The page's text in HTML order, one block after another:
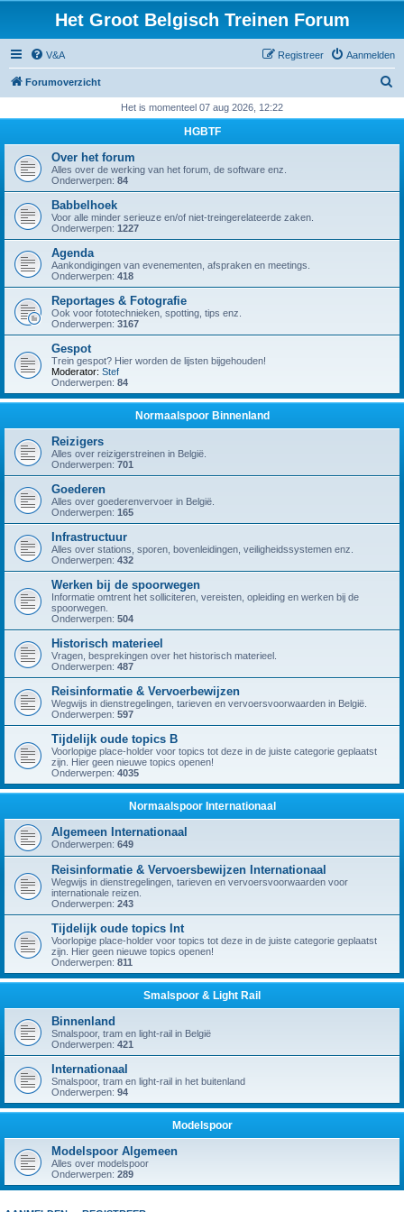
Het Groot Belgisch Treinen Forum
V&A Aanmelden
Registreer
Forumoverzicht
k
Het is momenteel 07 aug 2026, 12:22
HGBTF
Over het forum
Alles over de werking van het forum, de software enz.
Onderwerpen: 84
Babbelhoek
Voor alle minder serieuze en/of niet-treingerelateerde zaken.
Onderwerpen: 1227
Agenda
Aankondigingen van evenementen, afspraken en meetings.
Onderwerpen: 418
Reportages & Fotografie
Ook voor fototechnieken, spotting, tips enz.
Onderwerpen: 3167
Gespot
Trein gespot? Hier worden de lijsten bijgehouden!
Moderator: Stef
Onderwerpen: 84
Normaalspoor Binnenland
Reizigers
Alles over reizigerstreinen in België.
Onderwerpen: 701
Goederen
Alles over goederenvervoer in België.
Onderwerpen: 165
Infrastructuur
Alles over stations, sporen, bovenleidingen, veiligheidssystemen enz.
Onderwerpen: 432
Werken bij de spoorwegen
Informatie omtrent het solliciteren, vereisten, opleiding en werken bij de
spoorwegen.
Onderwerpen: 504
Historisch materieel
Vragen, besprekingen over het historisch materieel.
Onderwerpen: 487
Reisinformatie & Vervoerbewijzen
Wegwijs in dienstregelingen, tarieven en vervoersvoorwaarden in België.
Onderwerpen: 597
Tijdelijk oude topics B
Voorlopige place-holder voor topics tot deze in de juiste categorie geplaatst
zijn. Hier geen nieuwe topics openen!
Onderwerpen: 4035
Normaalspoor Internationaal
Algemeen Internationaal
Onderwerpen: 649
Reisinformatie & Vervoersbewijzen Internationaal
Wegwijs in dienstregelingen, tarieven en vervoersvoorwaarden voor
internationale reizen.
Onderwerpen: 243
Tijdelijk oude topics Int
Voorlopige place-holder voor topics tot deze in de juiste categorie geplaatst
zijn. Hier geen nieuwe topics openen!
Onderwerpen: 811
Smalspoor & Light Rail
Binnenland
Smalspoor, tram en light-rail in België
Onderwerpen: 421
Internationaal
Smalspoor, tram en light-rail in het buitenland
Onderwerpen: 94
Modelspoor
Modelspoor Algemeen
Alles over modelspoor
Onderwerpen: 289